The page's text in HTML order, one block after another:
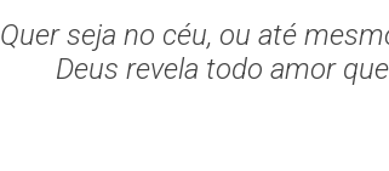
Quer seja no céu, ou até
Deus revela todo amor